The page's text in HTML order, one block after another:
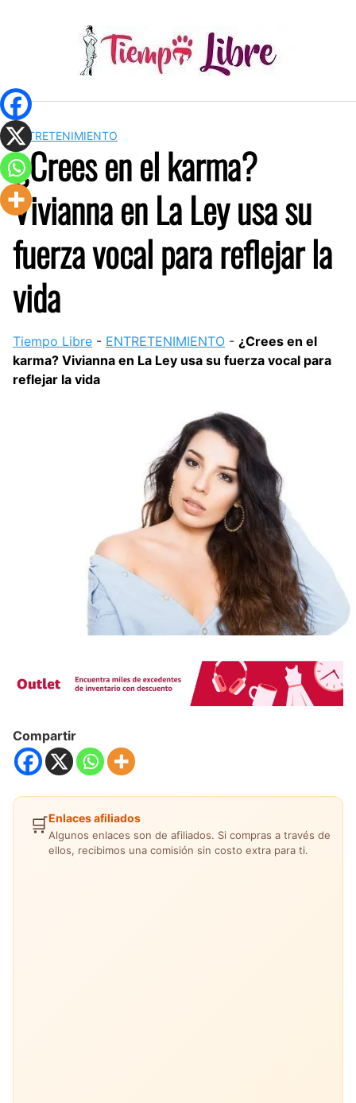
ENTRETENIMIENTO
¿Crees en el karma?
Vivianna en La Ley usa su
fuerza vocal para reflejar la
vida
Tiempo Libre - ENTRETENIMIENTO - ¿Crees en el
karma? Vivianna en La Ley usa su fuerza vocal para
reflejar la vida
Compartir
🛒Enlaces afiliados
Algunos enlaces son de afiliados. Si compras a través de
ellos, recibimos una comisión sin costo extra para ti.